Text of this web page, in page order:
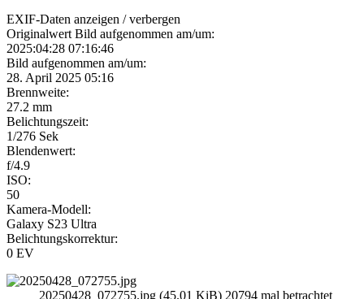
EXIF-Daten anzeigen / verbergen
Originalwert Bild aufgenommen am/um:
2025:04:28 07:16:46
Bild aufgenommen am/um:
28. April 2025 05:16
Brennweite:
27.2 mm
Belichtungszeit:
1/276 Sek
Blendenwert:
f/4.9
ISO:
50
Kamera-Modell:
Galaxy S23 Ultra
Belichtungskorrektur:
0 EV
20250428_072755.jpg (45.01 KiB) 20794 mal betrachtet